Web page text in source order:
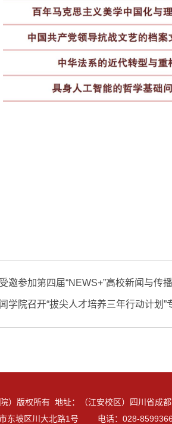
邀参加第四届“NEWS+”高校新闻与传
学院召开“拔尖人才培养三年行动计划”
）版权所有 地址：（江安校区）四川省成
东坡区川大北路1号 电话：028-